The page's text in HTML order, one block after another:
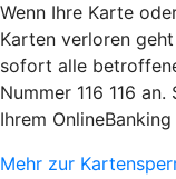
Wenn Ihre Karte
Karten verloren
sofort alle
Nummer 116 116
Ihrem
Mehr zur